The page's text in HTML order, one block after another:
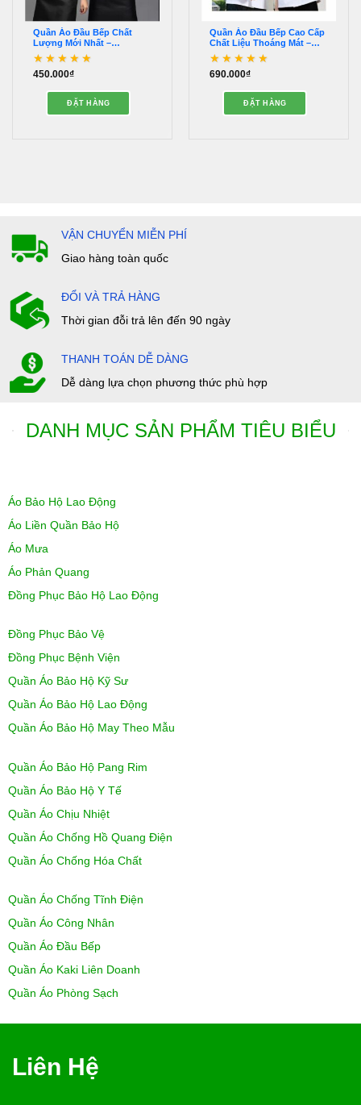
Quần Áo Đầu Bếp Chất
Lượng Mới Nhất –
QADB00026
Được xếp hạng
450.000₫
ĐẶT HÀNG
Quần Áo Đầu Bếp Cao Cấp
Chất Liệu Thoáng Mát –
QADB00025
Được xếp hạng
690.000₫
ĐẶT HÀNG
VẬN CHUYỂN MIỄN PHÍ
Giao hàng toàn quốc
ĐỔI VÀ TRẢ HÀNG
Thời gian đỗi trả lên đến 90 ngày
THANH TOÁN DỄ DÀNG
Dễ dàng lựa chọn phương thức phù hợp
DANH MỤC SẢN PHẨM TIÊU BIỂU
Áo Bảo Hộ Lao Động
Áo Liền Quần Bảo Hộ
Áo Mưa
Áo Phản Quang
Đồng Phục Bảo Hộ Lao Động
Đồng Phục Bảo Vệ
Đồng Phục Bệnh Viện
Quần Áo Bảo Hộ Kỹ Sư
Quần Áo Bảo Hộ Lao Động
Quần Áo Bảo Hộ May Theo Mẫu
Quần Áo Bảo Hộ Pang Rim
Quần Áo Bảo Hộ Y Tế
Quần Áo Chịu Nhiệt
Quần Áo Chống Hồ Quang Điện
Quần Áo Chống Hóa Chất
Quần Áo Chống Tĩnh Điện
Quần Áo Công Nhân
Quần Áo Đầu Bếp
Quần Áo Kaki Liên Doanh
Quần Áo Phòng Sạch
Liên Hệ